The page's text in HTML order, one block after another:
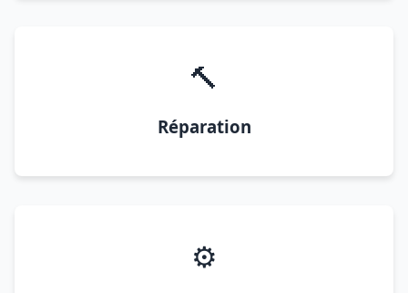
🔨
Réparation
⚙️